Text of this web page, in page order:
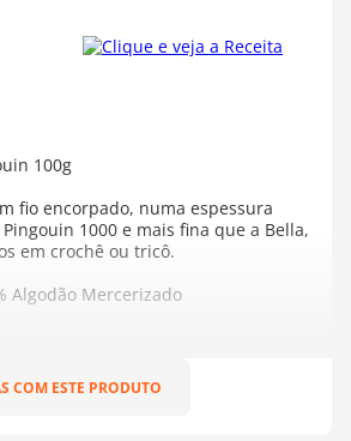
100g
fio encorpado, numa espessura
1000 e mais fina que a Bella,
em crochê ou tricô.
Algodão Mercerizado
COM ESTE PRODUTO